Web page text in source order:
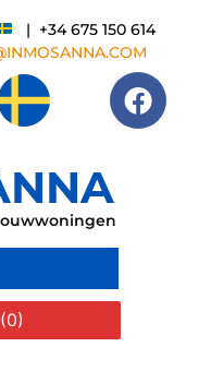
| +34 675 150 614
(0)